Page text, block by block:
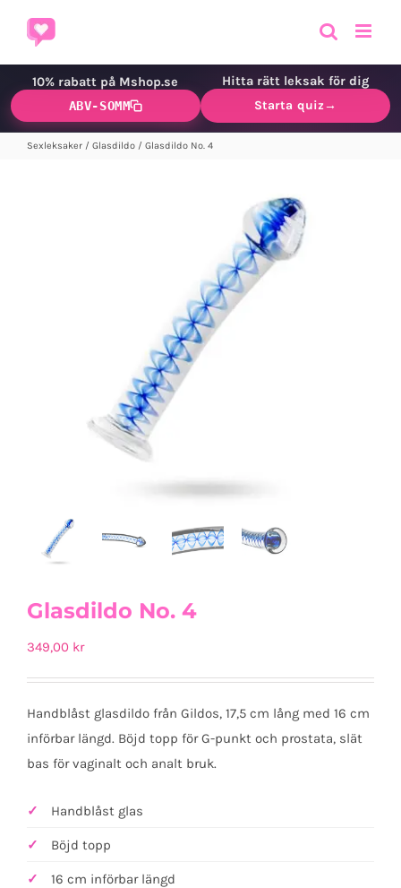
innehållet
10% rabatt på Mshop.se
ABV-SOMM
Hitta rätt leksak för dig
Starta quiz→
Sexleksaker/ Glasdildo/ Glasdildo No. 4
Glasdildo No. 4
349,00 kr
Handblåst glasdildo från Gildos, 17,5 cm lång med 16 cm
införbar längd. Böjd topp för G-punkt och prostata, slät
bas för vaginalt och analt bruk.
Handblåst glas
Böjd topp
16 cm införbar längd